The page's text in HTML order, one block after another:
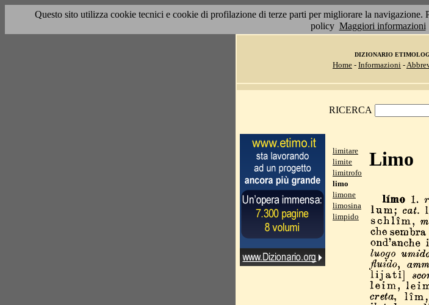
Questo sito utilizza cookie tecnici e cookie di profilazione di terze parti per migliorare la
policy Maggiori informazioni
DIZIONARIO
Home - Informazioni -
RICERCA
limitare
limite
limitrofo
limo
limone
limosina
limpido
Limo